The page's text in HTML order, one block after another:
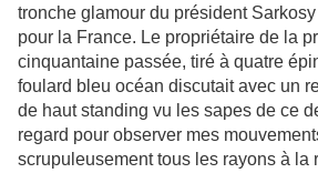
tronche glamour du président
pour la France. Le propriétaire de la
cinquantaine passée, tiré à quatre
foulard bleu océan discutait avec un
de haut standing vu les sapes de ce
regard pour observer mes
scrupuleusement tous les rayons à la